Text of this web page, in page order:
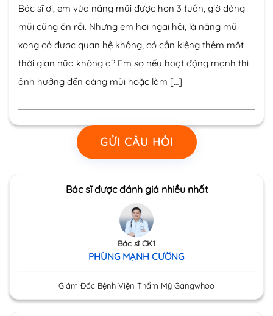
Bác sĩ ơi, em vừa nâng mũi được hơn 3 tuần, giờ dáng
mũi cũng ổn rồi. Nhưng em hơi ngại hỏi, là nâng mũi
xong có được quan hệ không, có cần kiêng thêm một
thời gian nữa không ạ? Em sợ nếu hoạt động mạnh thì
ảnh hưởng đến dáng mũi hoặc làm […]
GỬI CÂU HỎI
Bác sĩ được đánh giá nhiều nhất
Bác sĩ CK1
PHÙNG MẠNH CƯỜNG
Giám Đốc Bệnh Viện Thẩm Mỹ Gangwhoo